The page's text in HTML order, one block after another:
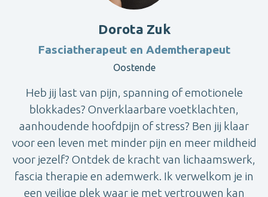
Dorota Zuk
Fasciatherapeut en Ademtherapeut
Oostende
Heb jij last van pijn, spanning of emotionele
blokkades? Onverklaarbare voetklachten,
aanhoudende hoofdpijn of stress? Ben jij klaar
voor een leven met minder pijn en meer mildheid
voor jezelf? Ontdek de kracht van lichaamswerk,
fascia therapie en ademwerk. Ik verwelkom je in
een veilige plek waar je met vertrouwen kan